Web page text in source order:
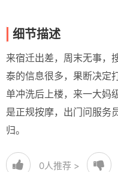
细节描述
来宿迁出差，周末无事，
泰的信息很多，果断决定
单冲洗后上楼，来一大妈
是正规按摩，出门问服务
归。
0人推荐 >